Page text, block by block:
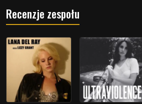
Recenzje zespołu